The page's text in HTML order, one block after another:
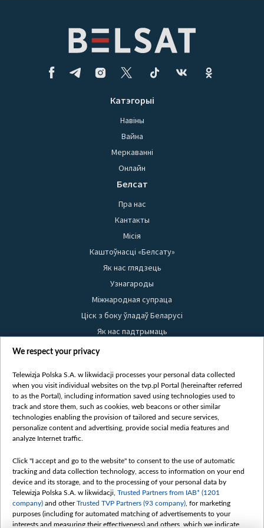
Катэгорыі
Навіны
Вайна
Меркаванні
Онлайн
Белсат
Пра нас
Кантакты
Місія
Каштоўнасці «Белсату»
Як нас глядзець
Узнагароды
Міжнародная супраца
Ціск з боку ўладаў Беларусі
Як нас падтрымаць
Правілы выкарыстання матэрыялаў
Бяспека
Youtube
Белсат news
Белсат Shorts
Жэстачайшы мульт
Belsat English
Biełsat PL
Белсат Now
We respect your privacy
Telewizja Polska S.A. w likwidacji processes your personal data collected
when you visit individual websites on the tvp.pl Portal (hereinafter referred
to as the Portal), including information saved using technologies used to
track and store them, such as cookies, web beacons or other similar
technologies enabling the provision of tailored and secure services,
personalize content and advertising, provide social media features and
analyze Internet traffic.
Click "I accept and go to the website" to consent to the use of automatic
tracking and data collection technology, access to information on your end
device and its storage, and to the processing of your personal data by
Telewizja Polska S.A. w likwidacji, Trusted Partners from IAB* (1201
company) and otherTrusted TVP Partners (93 company) , for marketing
purposes (including for automated matching of advertisements to your
interests and measuring their effectiveness) and others, which we indicate